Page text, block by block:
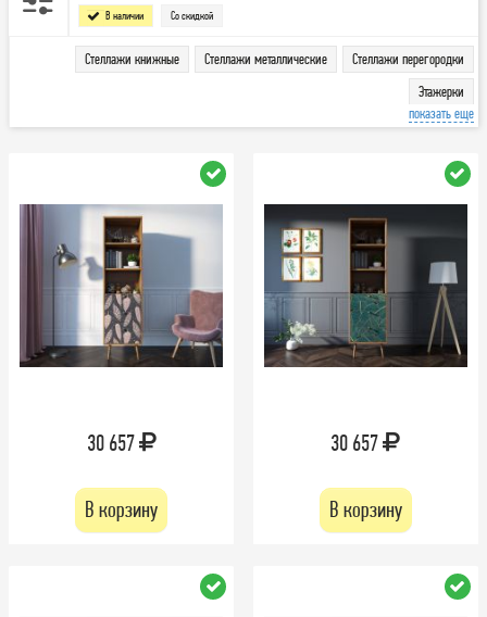
В наличии Со скидкой
Стеллажи книжные Стеллажи металлические
Стеллажи перегородки
Этажерки
показать еще
30 657
В корзину
30 657
В корзину